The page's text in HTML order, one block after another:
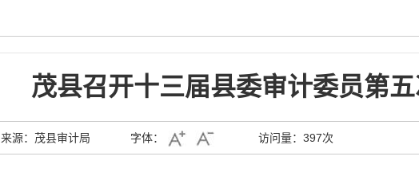
茂县召开十三届县委审计委员第
来源：茂县审计局 字体： 访问量： 397次